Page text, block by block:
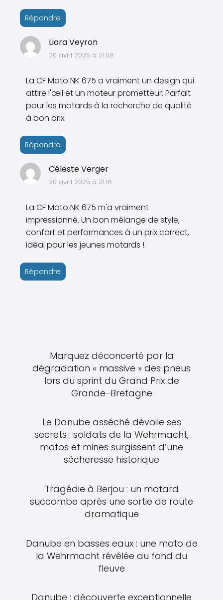
Répondre
Liora Veyron
20 avril 2025 à 21:08
La CF Moto NK 675 a vraiment un design qui
attire l'œil et un moteur prometteur. Parfait
pour les motards à la recherche de qualité
à bon prix.
Répondre
Céleste Verger
20 avril 2025 à 21:16
La CF Moto NK 675 m'a vraiment
impressionné. Un bon mélange de style,
confort et performances à un prix correct,
idéal pour les jeunes motards !
Répondre
Marquez déconcerté par la
dégradation « massive » des pneus
lors du sprint du Grand Prix de
Grande-Bretagne
Le Danube asséché dévoile ses
secrets : soldats de la Wehrmacht,
motos et mines surgissent d’une
sécheresse historique
Tragédie à Berjou : un motard
succombe après une sortie de route
dramatique
Danube en basses eaux : une moto de
la Wehrmacht révélée au fond du
fleuve
Danube : découverte exceptionnelle